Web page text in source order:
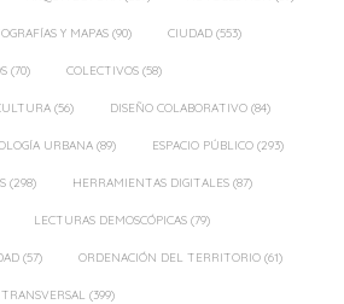
Y MAPAS (90) CIUDAD (553)
(70) COLECTIVOS (58)
(56) DISEÑO COLABORATIVO (84)
URBANA (89) ESPACIO PÚBLICO (293)
(298) HERRAMIENTAS DIGITALES (87)
LECTURAS DEMOSCÓPICAS (79)
(57) ORDENACIÓN DEL TERRITORIO (61)
(399)